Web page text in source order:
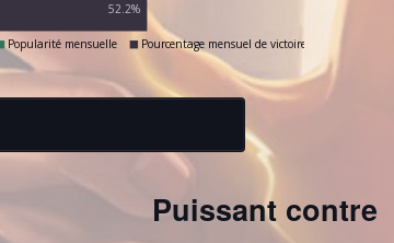
52.2%
Popularité mensuelle Pourcentage mensuel de victoires
Puissant contre